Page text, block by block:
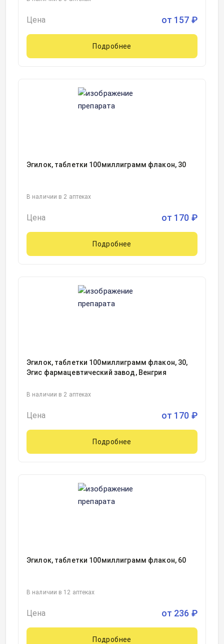
Цена от 157 ₽
Подробнее
Эгилок, таблетки 100миллиграмм флакон, 30
В наличии в 2 аптеках
Цена от 170 ₽
Подробнее
Эгилок, таблетки 100миллиграмм флакон, 30,
Эгис фармацевтический завод, Венгрия
В наличии в 2 аптеках
Цена от 170 ₽
Подробнее
Эгилок, таблетки 100миллиграмм флакон, 60
В наличии в 12 аптеках
Цена от 236 ₽
Подробнее